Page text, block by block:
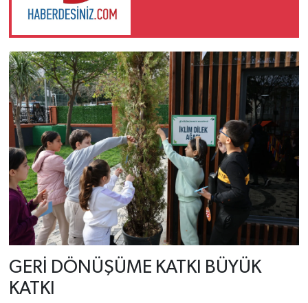
GERİ DÖNÜŞÜME KATKI BÜYÜK
KATKI